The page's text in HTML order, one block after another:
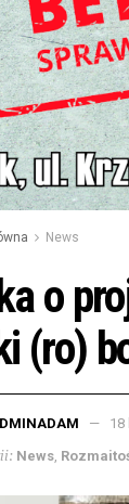
News
o
(ro)
18
News